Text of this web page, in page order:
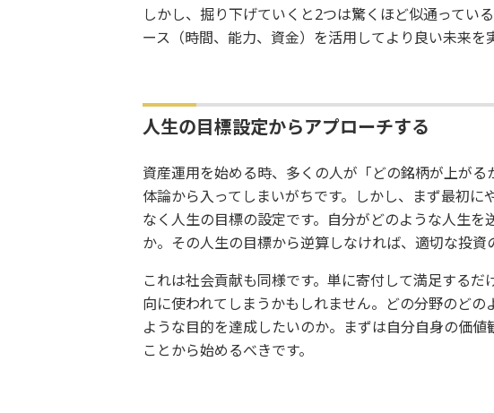
しかし、掘り下げていくと2つは驚くほど似通ってい
ース（時間、能力、資金）を活用してより良い未来を
人生の目標設定からアプローチする
資産運用を始める時、多くの人が「どの銘柄が上が
体論から入ってしまいがちです。しかし、まず最初
なく人生の目標の設定です。自分がどのような人生
か。その人生の目標から逆算しなければ、適切な投資
これは社会貢献も同様です。単に寄付して満足する
向に使われてしまうかもしれません。どの分野のど
ような目的を達成したいのか。まずは自分自身の価
ことから始めるべきです。